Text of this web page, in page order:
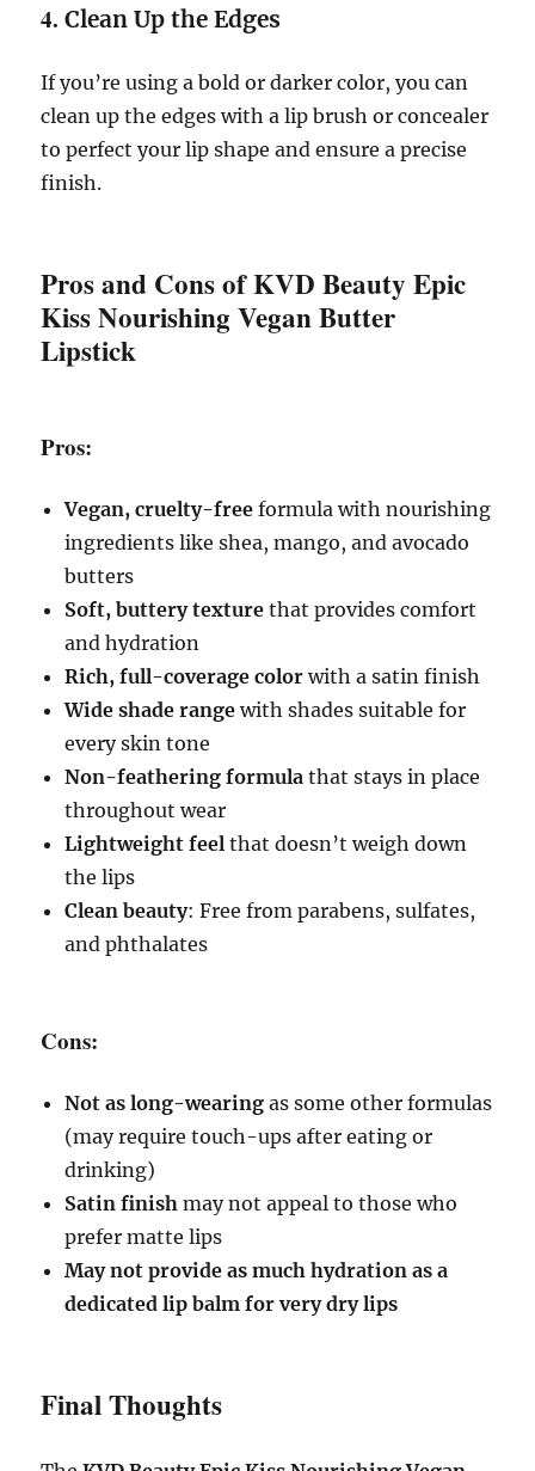
4.Clean Up the Edges
If you’re using a bold or darker color, you can
clean up the edges with a lip brush or concealer
to perfect your lip shape and ensure a precise
finish.
Pros and Cons of KVD Beauty Epic
Kiss Nourishing Vegan Butter
Lipstick
Pros:
Vegan, cruelty-free formula with nourishing
ingredients like shea, mango, and avocado
butters
Soft, buttery texture that provides comfort
and hydration
Rich, full-coverage color with a satin finish
Wide shade range with shades suitable for
every skin tone
Non-feathering formula that stays in place
throughout wear
Lightweight feel that doesn’t weigh down
the lips
Clean beauty: Free from parabens, sulfates,
and phthalates
Cons:
Not as long-wearing as some other formulas
(may require touch-ups after eating or
drinking)
Satin finish may not appeal to those who
prefer matte lips
May not provide as much hydration as a
dedicated lip balm for very dry lips
Final Thoughts